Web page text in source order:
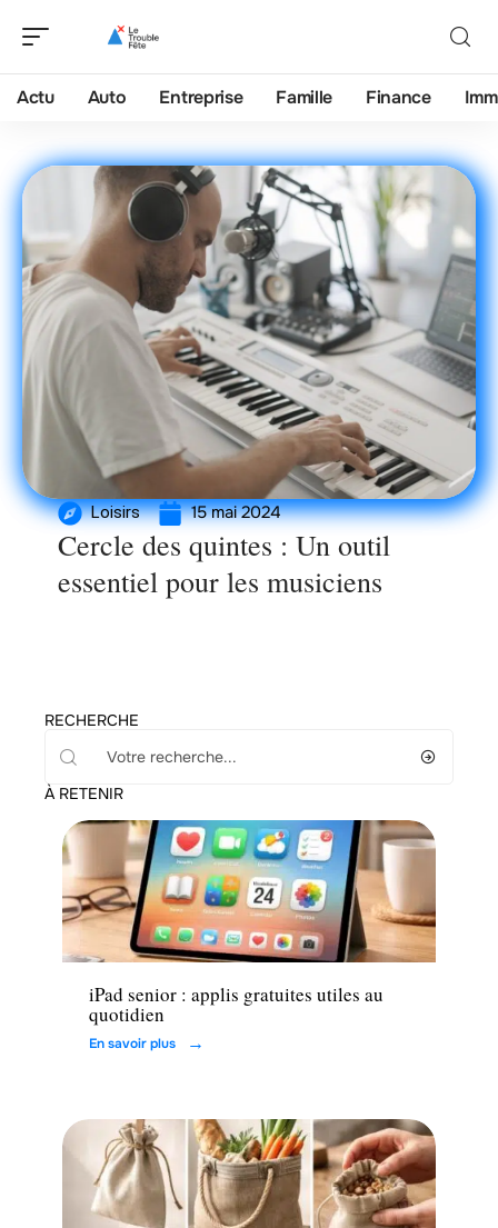
Actu Auto Entreprise Famille Finance
Loisirs 15 mai 2024
Cercle des quintes : Un outil
essentiel pour les musiciens
RECHERCHE
À RETENIR
iPad senior : applis gratuites utiles au
quotidien
En savoir plus